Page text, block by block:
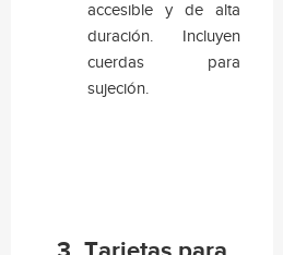
accesible y de alta
duración. Incluyen
cuerdas para
sujeción.